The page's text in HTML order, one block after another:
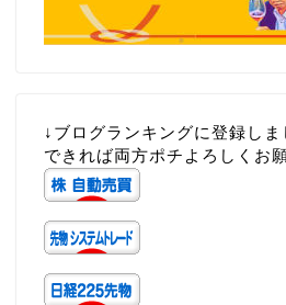
↓ブログランキングに登録しま
できれば両方ポチよろしくお